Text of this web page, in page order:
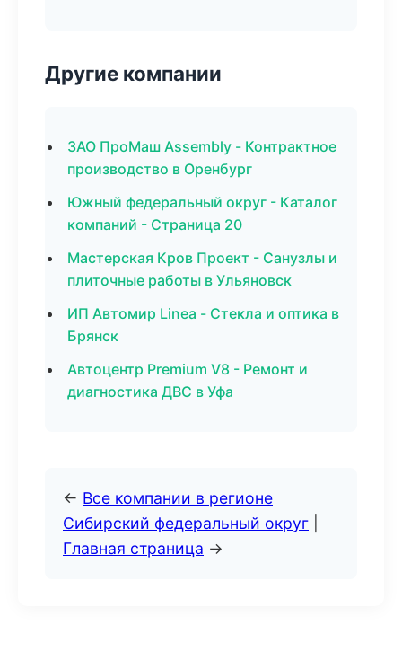
Другие компании
ЗАО ПроМаш Assembly - Контрактное
производство в Оренбург
Южный федеральный округ - Каталог
компаний - Страница 20
Мастерская Кров Проект - Санузлы и
плиточные работы в Ульяновск
ИП Автомир Linea - Стекла и оптика в
Брянск
Автоцентр Premium V8 - Ремонт и
диагностика ДВС в Уфа
← Все компании в регионе
Сибирский федеральный округ
Главная страница →